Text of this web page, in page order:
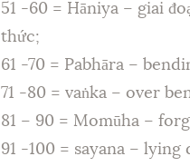
51 -60 = Hāniya – giai
thức;
61 -70 = Pabhāra –
71 -80 = vaṅka – over
81 – 90 = Momūha –
91 -100 = sayana – lying